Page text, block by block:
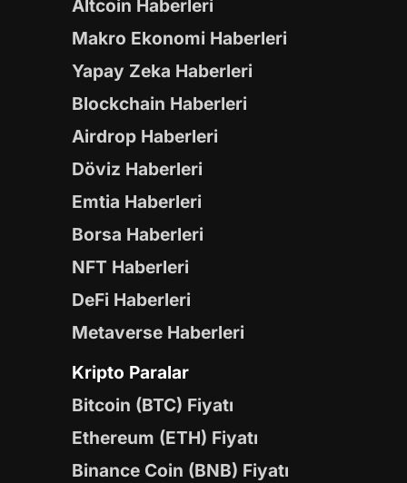
Altcoin Haberleri
Makro Ekonomi Haberleri
Yapay Zeka Haberleri
Blockchain Haberleri
Airdrop Haberleri
Döviz Haberleri
Emtia Haberleri
Borsa Haberleri
NFT Haberleri
DeFi Haberleri
Metaverse Haberleri
Kripto Paralar
Bitcoin (BTC) Fiyatı
Ethereum (ETH) Fiyatı
Binance Coin (BNB) Fiyatı